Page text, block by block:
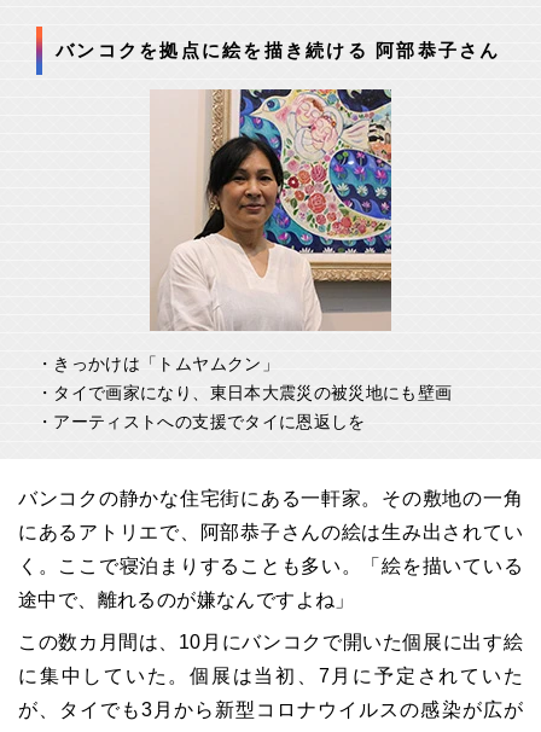
バンコクを拠点に絵を描き続ける 阿部恭子さん
・きっかけは「トムヤムクン」
・タイで画家になり、東日本大震災の被災地にも壁画
・アーティストへの支援でタイに恩返しを
バンコクの静かな住宅街にある一軒家。その敷地の一角
にあるアトリエで、阿部恭子さんの絵は生み出されてい
く。ここで寝泊まりすることも多い。「絵を描いている
途中で、離れるのが嫌なんですよね」
この数カ月間は、10月にバンコクで開いた個展に出す絵
に集中していた。個展は当初、7月に予定されていた
が、タイでも3月から新型コロナウイルスの感染が広が